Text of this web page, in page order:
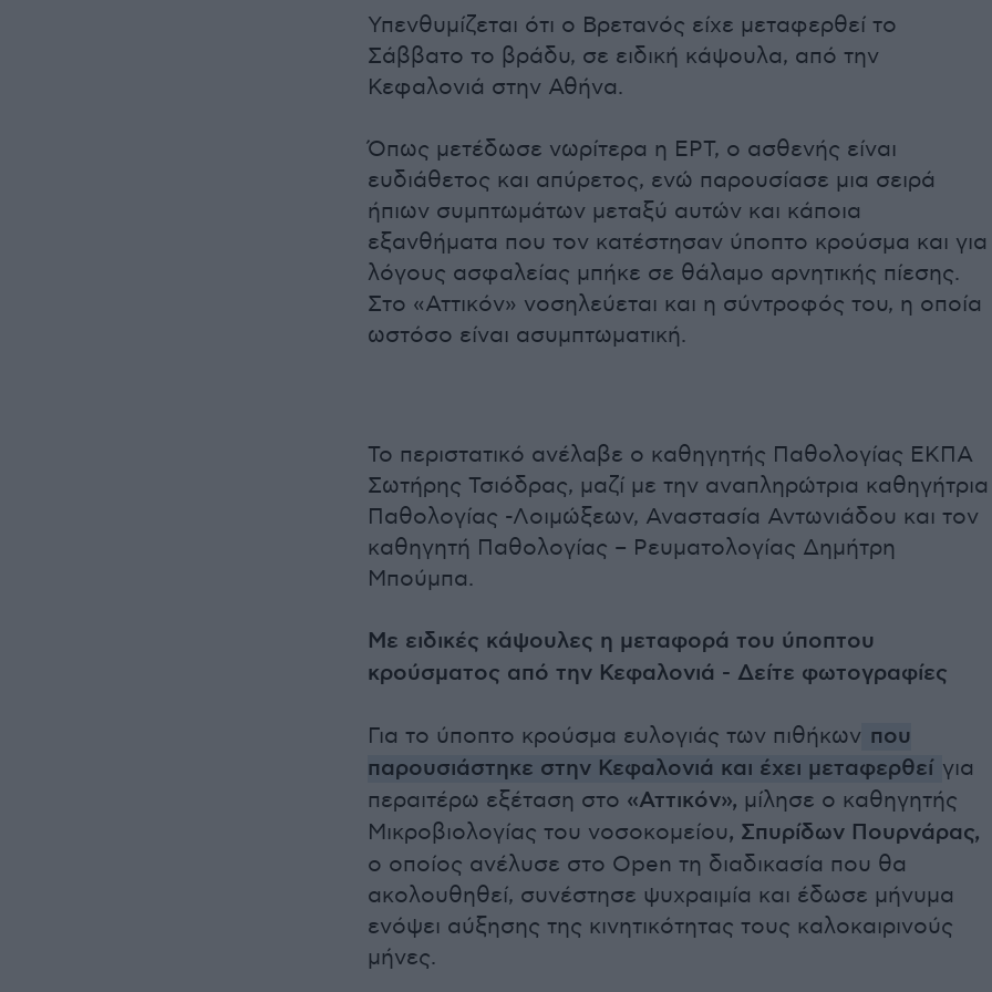
Υπενθυμίζεται ότι ο Βρετανός είχε μεταφερθεί το
Σάββατο το βράδυ, σε ειδική κάψουλα, από την
Κεφαλονιά στην Αθήνα.
Όπως μετέδωσε νωρίτερα η ΕΡΤ, ο ασθενής είναι
ευδιάθετος και απύρετος, ενώ παρουσίασε μια σειρά
ήπιων συμπτωμάτων μεταξύ αυτών και κάποια
εξανθήματα που τον κατέστησαν ύποπτο κρούσμα και για
λόγους ασφαλείας μπήκε σε θάλαμο αρνητικής πίεσης.
Στο «Αττικόν» νοσηλεύεται και η σύντροφός του, η οποία
ωστόσο είναι ασυμπτωματική.
Το περιστατικό ανέλαβε ο καθηγητής Παθολογίας ΕΚΠΑ
Σωτήρης Τσιόδρας, μαζί με την αναπληρώτρια καθηγήτρια
Παθολογίας -Λοιμώξεων, Αναστασία Αντωνιάδου και τον
καθηγητή Παθολογίας – Ρευματολογίας Δημήτρη
Μπούμπα.
Με ειδικές κάψουλες η μεταφορά του ύποπτου
κρούσματος από την Κεφαλονιά - Δείτε φωτογραφίες
Για το ύποπτο κρούσμα ευλογιάς των πιθήκων που
παρουσιάστηκε στην Κεφαλονιά και έχει μεταφερθεί για
περαιτέρω εξέταση στο «Αττικόν», μίλησε ο καθηγητής
Μικροβιολογίας του νοσοκομείου, Σπυρίδων Πουρνάρας,
ο οποίος ανέλυσε στο Open τη διαδικασία που θα
ακολουθηθεί, συνέστησε ψυχραιμία και έδωσε μήνυμα
ενόψει αύξησης της κινητικότητας τους καλοκαιρινούς
μήνες.